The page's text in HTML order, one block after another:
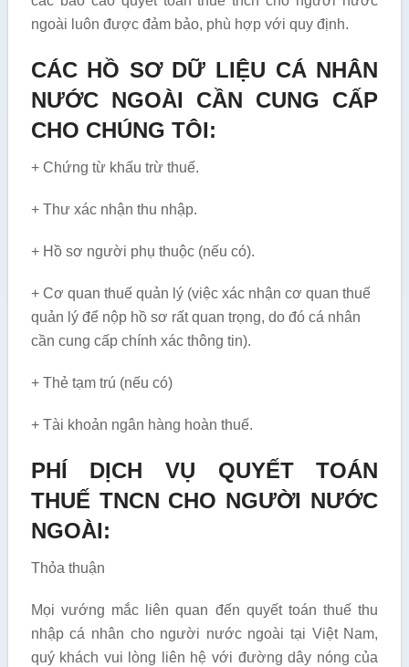
ngoài luôn được đảm bảo, phù hợp với quy định.
CÁC HỒ SƠ DỮ LIỆU CÁ NHÂN
NƯỚC NGOÀI CẦN CUNG CẤP
CHO CHÚNG TÔI:
+ Chứng từ khấu trừ thuế.
+ Thư xác nhận thu nhập.
+ Hồ sơ người phụ thuộc (nếu có).
+ Cơ quan thuế quản lý (việc xác nhận cơ quan thuế
quản lý để nộp hồ sơ rất quan trọng, do đó cá nhân
cần cung cấp chính xác thông tin).
+ Thẻ tạm trú (nếu có)
+ Tài khoản ngân hàng hoàn thuế.
PHÍ DỊCH VỤ QUYẾT TOÁN
THUẾ TNCN CHO NGƯỜI NƯỚC
NGOÀI:
Thỏa thuận
Mọi vướng mắc liên quan đến quyết toán thuế thu
nhập cá nhân cho người nước ngoài tại Việt Nam,
quý khách vui lòng liên hệ với đường dây nóng của